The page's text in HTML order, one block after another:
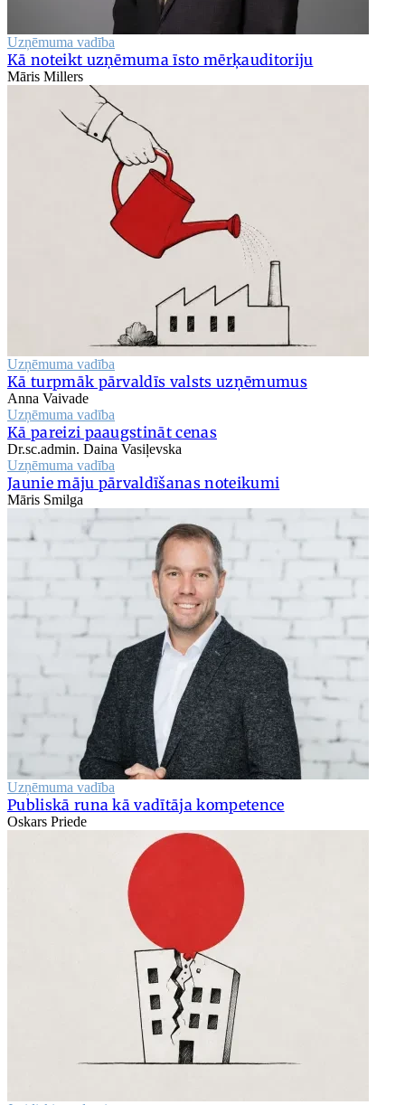
Uzņēmuma vadība
Kā noteikt uzņēmuma īsto mērķauditoriju
Māris Millers
Uzņēmuma vadība
Kā turpmāk pārvaldīs valsts uzņēmumus
Anna Vaivade
Uzņēmuma vadība
Kā pareizi paaugstināt cenas
Dr.sc.admin. Daina Vasiļevska
Uzņēmuma vadība
Jaunie māju pārvaldīšanas noteikumi
Māris Smilga
Uzņēmuma vadība
Publiskā runa kā vadītāja kompetence
Oskars Priede